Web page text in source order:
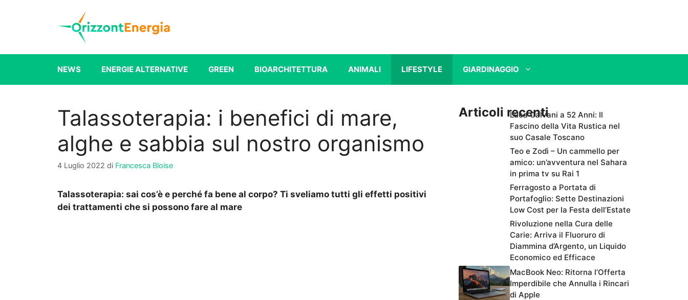
NEWS ENERGIE ALTERNATIVE GREEN BIOARCHITETTURA ANIMALI LIFESTYLE GIARDINAGGIO
Talassoterapia: i benefici di mare,
alghe e sabbia sul nostro organismo
4 Luglio 2022 di Francesca Bloise
Talassoterapia: sai cos’è e perché fa bene al corpo? Ti sveliamo tutti gli effetti positivi
dei trattamenti che si possono fare al mare
Articoli recentiLuca Calvani a 52 Anni: Il
Fascino della Vita Rustica nel
suo Casale Toscano
Teo e Zodì – Un cammello per
amico: un’avventura nel Sahara
in prima tv su Rai 1
Ferragosto a Portata di
Portafoglio: Sette Destinazioni
Low Cost per la Festa dell’Estate
Rivoluzione nella Cura delle
Carie: Arriva il Fluoruro di
Diammina d’Argento, un Liquido
Economico ed Efficace
MacBook Neo: Ritorna l’Offerta
Imperdibile che Annulla i Rincari
di Apple